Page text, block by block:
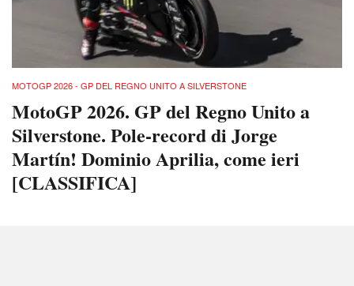
MOTOGP 2026 - GP DEL REGNO UNITO A SILVERSTONE
MotoGP 2026. GP del Regno Unito a
Silverstone. Pole-record di Jorge
Martín! Dominio Aprilia, come ieri
[CLASSIFICA]